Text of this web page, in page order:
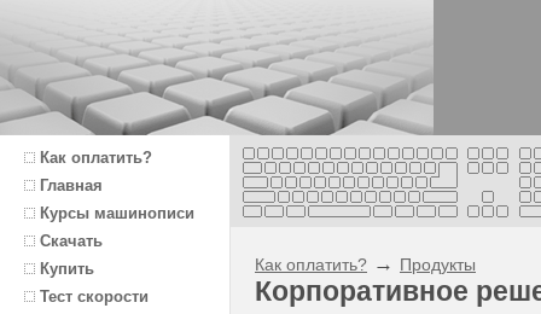
Как оплатить?
Главная
Курсы машинописи
Скачать
Купить
Тест скорости
Как оплатить? → Продукты
Корпоративное